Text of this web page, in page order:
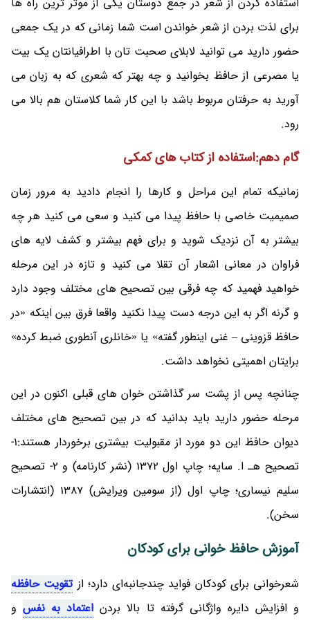
برای لذت بردن از شعر خواندن است شما زمانی که در یک جمعی
حضور دارید می توانید لابلای صحبت تان با اطرافیانتان یک بیت
یا مصرعی از حافظ بخوانید و چه بهتر که شعری که به زبان می
آورید به حرفتان مربوط باشد با این کار شما کلاستان هم بالا می
رود.
گام دهم:استفاده از کتاب های کمکی
زمانیکه تمام این مراحل و کارها را انجام دادید به مرور زمان
صمیمیت خاصی با حافظ پیدا می کنید و سعی می کنید هر چه
بیشتر به آن نزدیک شوید و برای فهم بیشتر و کشف لایه های
فراوان در معانی اشعار آن تقلا می کنید و تازه در این مرحله
خواهید فهمید که چه فرقی بین تصحیح های مختلف وجود دارد
و گرنه اگر به این درجه دست پیدا نکنید واقعا فرق بین اینکه «در
حافظ قزوینی – غنی اینطور گفته» یا «خانلری آنطوری ضبط کرده»
برایتان اهمیتی نخواهد داشت.
چنانچه پس از پشت سر گذاشتن خوان های قبلی اکنون در این
مرحله حضور دارید باید بدانید که در بین تصحیح های مختلف
دیوان حافظ این دو مورد از مقبولیت بیشتری برخوردار هستند:1-
تصحیح هـ ا. سایه؛ چاپ اول 1372 (نشر کارنامه) و 2- تصحیح
سلیم نیساری؛ چاپ اول (از سومین ویرایش) 1387 (انتشارات
سخن).
آموزش حافظ خوانی برای کودکان
شعرخوانی برای کودکان فواید چندجانبه‌ای دارد؛ ازتقویت حافظه
و افزایش دایره واژگانی گرفته تا بالا بردن اعتماد به نفسو